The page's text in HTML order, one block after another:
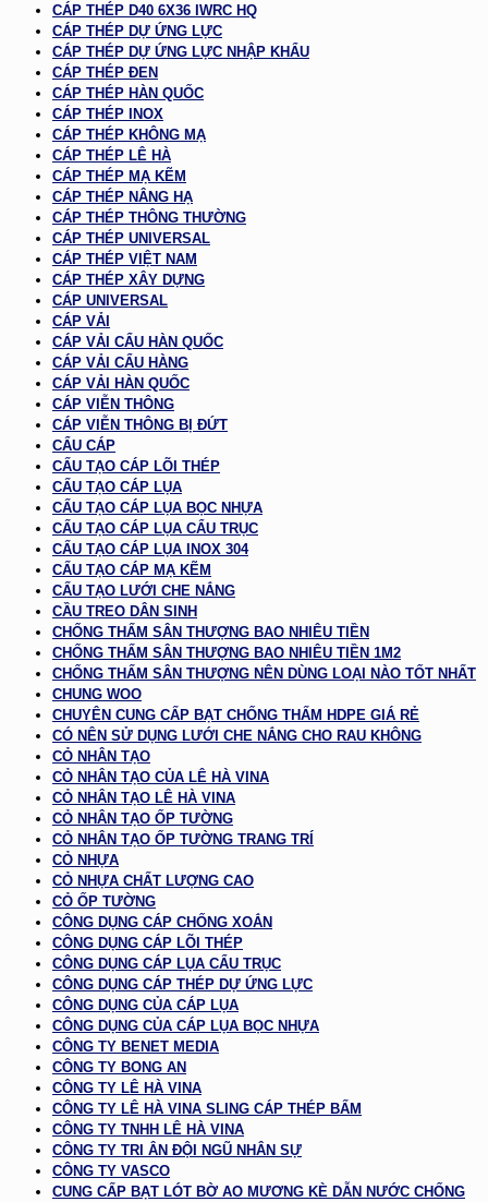
CÁP THÉP D40 6X36 IWRC HQ
CÁP THÉP DỰ ỨNG LỰC
CÁP THÉP DỰ ỨNG LỰC NHẬP KHẨU
CÁP THÉP ĐEN
CÁP THÉP HÀN QUỐC
CÁP THÉP INOX
CÁP THÉP KHÔNG MẠ
CÁP THÉP LÊ HÀ
CÁP THÉP MẠ KẼM
CÁP THÉP NÂNG HẠ
CÁP THÉP THÔNG THƯỜNG
CÁP THÉP UNIVERSAL
CÁP THÉP VIỆT NAM
CÁP THÉP XÂY DỰNG
CÁP UNIVERSAL
CÁP VẢI
CÁP VẢI CẨU HÀN QUỐC
CÁP VẢI CẨU HÀNG
CÁP VẢI HÀN QUỐC
CÁP VIỄN THÔNG
CÁP VIỄN THÔNG BỊ ĐỨT
CẨU CÁP
CẤU TẠO CÁP LÕI THÉP
CẤU TẠO CÁP LỤA
CẤU TẠO CÁP LỤA BỌC NHỰA
CẤU TẠO CÁP LỤA CẨU TRỤC
CẤU TẠO CÁP LỤA INOX 304
CẤU TẠO CÁP MẠ KẼM
CẤU TẠO LƯỚI CHE NẮNG
CẦU TREO DÂN SINH
CHỐNG THẤM SÂN THƯỢNG BAO NHIÊU TIỀN
CHỐNG THẤM SÂN THƯỢNG BAO NHIÊU TIỀN 1M2
CHỐNG THẤM SÂN THƯỢNG NÊN DÙNG LOẠI NÀO TỐT NHẤT
CHUNG WOO
CHUYÊN CUNG CẤP BẠT CHỐNG THẤM HDPE GIÁ RẺ
CÓ NÊN SỬ DỤNG LƯỚI CHE NẮNG CHO RAU KHÔNG
CỎ NHÂN TẠO
CỎ NHÂN TẠO CỦA LÊ HÀ VINA
CỎ NHÂN TẠO LÊ HÀ VINA
CỎ NHÂN TẠO ỐP TƯỜNG
CỎ NHÂN TẠO ỐP TƯỜNG TRANG TRÍ
CỎ NHỰA
CỎ NHỰA CHẤT LƯỢNG CAO
CỎ ỐP TƯỜNG
CÔNG DỤNG CÁP CHỐNG XOẮN
CÔNG DỤNG CÁP LÕI THÉP
CÔNG DỤNG CÁP LỤA CẨU TRỤC
CÔNG DỤNG CÁP THÉP DỰ ỨNG LỰC
CÔNG DỤNG CỦA CÁP LỤA
CÔNG DỤNG CỦA CÁP LỤA BỌC NHỰA
CÔNG TY BENET MEDIA
CÔNG TY BONG AN
CÔNG TY LÊ HÀ VINA
CÔNG TY LÊ HÀ VINA SLING CÁP THÉP BẤM
CÔNG TY TNHH LÊ HÀ VINA
CÔNG TY TRI ÂN ĐỘI NGŨ NHÂN SỰ
CÔNG TY VASCO
CUNG CẤP BẠT LÓT BỜ AO MƯƠNG KÈ DẪN NƯỚC CHỐNG